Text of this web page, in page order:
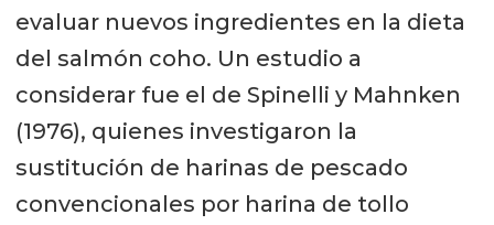
evaluar nuevos ingredientes en la dieta
del salmón coho. Un estudio a
considerar fue el de Spinelli y Mahnken
(1976), quienes investigaron la
sustitución de harinas de pescado
convencionales por harina de tollo